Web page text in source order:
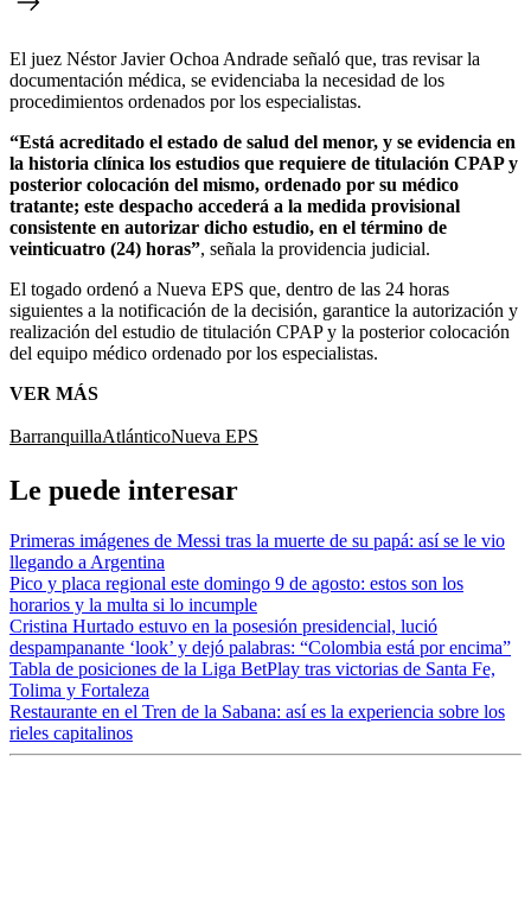
El juez Néstor Javier Ochoa Andrade señaló que, tras revisar la
documentación médica, se evidenciaba la necesidad de los
procedimientos ordenados por los especialistas.
“Está acreditado el estado de salud del menor, y se evidencia en
la historia clínica los estudios que requiere de titulación CPAP y
posterior colocación del mismo, ordenado por su médico
tratante; este despacho accederá a la medida provisional
consistente en autorizar dicho estudio, en el término de
veinticuatro (24) horas”, señala la providencia judicial.
El togado ordenó a Nueva EPS que, dentro de las 24 horas
siguientes a la notificación de la decisión, garantice la autorización y
realización del estudio de titulación CPAP y la posterior colocación
del equipo médico ordenado por los especialistas.
VER MÁS
BarranquillaAtlánticoNueva EPS
Le puede interesar
Primeras imágenes de Messi tras la muerte de su papá: así se le vio
llegando a Argentina
Pico y placa regional este domingo 9 de agosto: estos son los
horarios y la multa si lo incumple
Cristina Hurtado estuvo en la posesión presidencial, lució
despampanante ‘look’ y dejó palabras: “Colombia está por encima”
Tabla de posiciones de la Liga BetPlay tras victorias de Santa Fe,
Tolima y Fortaleza
Restaurante en el Tren de la Sabana: así es la experiencia sobre los
rieles capitalinos